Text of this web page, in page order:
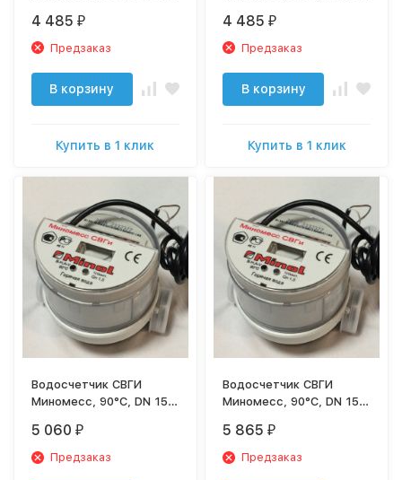
(1L/Imp.), без присоед.
4 485 ₽
Предзаказ
В корзину
Купить в 1 клик
(1L/Imp.), без присоед.
4 485 ₽
Предзаказ
В корзину
Купить в 1 клик
Водосчетчик СВГИ
Миномесс, 90°C, DN 15,
(1L/Imp.), с присоед.
5 060 ₽
Предзаказ
Водосчетчик СВГИ
Миномесс, 90°C, DN 15,
(1L/Imp.), с присоед. с
обратным клапаном
5 865 ₽
Предзаказ